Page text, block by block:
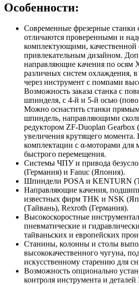
Особенности:
Современные фрезерные
отличаются проверенными и
комплектующими, качественной
привлекательным дизайном.
направляющие качения по
различных систем охлаждения,
через инструмент с помпами
Возможность заказа станка с
шпинделя, с 4-й и 5-й осью
Можно оснастить станки
шпиндель, направляющими
редуктором ZF-Duoplan Gearbox
увеличения крутящего момента.
комплектации с α-моторами для
быстрого перемещения.
Системы ЧПУ и привода
(Германия) и Fanuc (Япония).
Шпиндели POSA и KENTURN
Направляющие качения,
известных фирм THK и NSK
(Тайвань), Rexroth (Германия).
Высокоскоростные
пневматические и
тайваньских и европейских
Станины, колонны и столы
высококачественного чугуна,
искусственному старению для
Возможность опционально
контроля инструмента и